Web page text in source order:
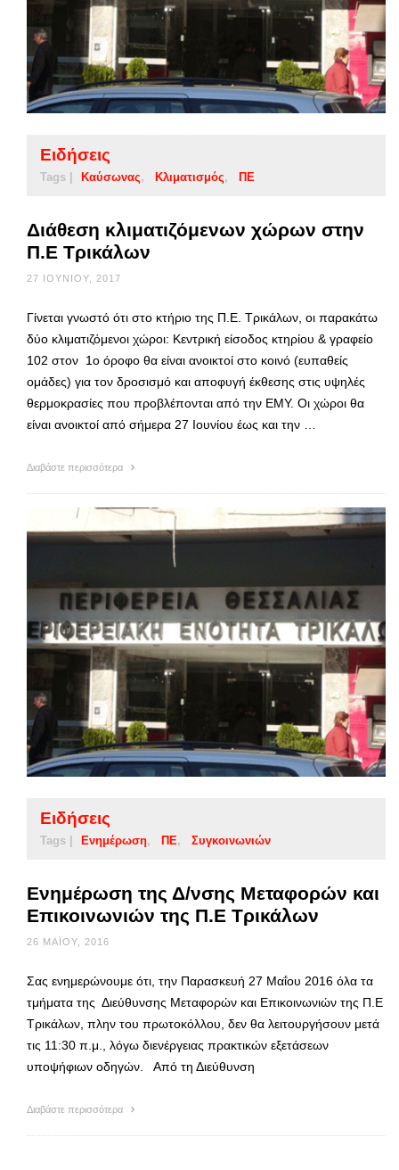
Ειδήσεις
Tags | Καύσωνας Κλιματισμός ΠΕ
Διάθεση κλιματιζόμενων χώρων στην
Π.Ε Τρικάλων
27 ΙΟΥΝΊΟΥ, 2017
Γίνεται γνωστό ότι στο κτήριο της Π.Ε. Τρικάλων, οι παρακάτω
δύο κλιματιζόμενοι χώροι: Κεντρική είσοδος κτηρίου & γραφείο
102 στον 1ο όροφο θα είναι ανοικτοί στο κοινό (ευπαθείς
ομάδες) για τον δροσισμό και αποφυγή έκθεσης στις υψηλές
θερμοκρασίες που προβλέπονται από την ΕΜΥ. Οι χώροι θα
είναι ανοικτοί από σήμερα 27 Ιουνίου έως και την …
Διαβάστε περισσότερα
Ειδήσεις
Tags | Ενημέρωση ΠΕ Συγκοινωνιών
Ενημέρωση της Δ/νσης Μεταφορών και
Επικοινωνιών της Π.Ε Τρικάλων
26 ΜΑΪ́ΟΥ, 2016
Σας ενημερώνουμε ότι, την Παρασκευή 27 Μαΐου 2016 όλα τα
τμήματα της Διεύθυνσης Μεταφορών και Επικοινωνιών της Π.Ε
Τρικάλων, πλην του πρωτοκόλλου, δεν θα λειτουργήσουν μετά
τις 11:30 π.μ., λόγω διενέργειας πρακτικών εξετάσεων
υποψήφιων οδηγών. Από τη Διεύθυνση
Διαβάστε περισσότερα